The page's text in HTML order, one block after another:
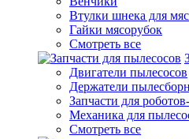
Втулки шнека для
Гайки мясорубок
Смотреть все
Двигатели пылесосов
Держатели
Запчасти для
Механика для
Смотреть все